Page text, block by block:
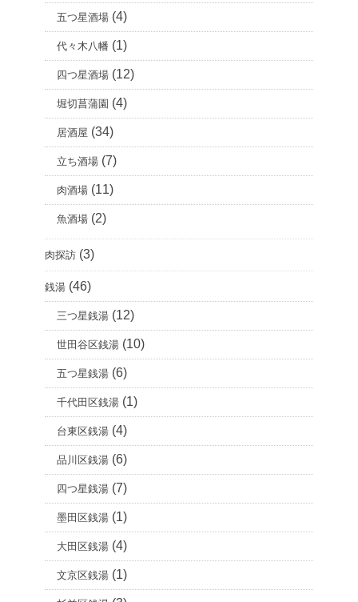
五つ星酒場 (4)
代々木八幡 (1)
四つ星酒場 (12)
堀切菖蒲園 (4)
居酒屋 (34)
立ち酒場 (7)
肉酒場 (11)
魚酒場 (2)
肉探訪 (3)
銭湯 (46)
三つ星銭湯 (12)
世田谷区銭湯 (10)
五つ星銭湯 (6)
千代田区銭湯 (1)
台東区銭湯 (4)
品川区銭湯 (6)
四つ星銭湯 (7)
墨田区銭湯 (1)
大田区銭湯 (4)
文京区銭湯 (1)